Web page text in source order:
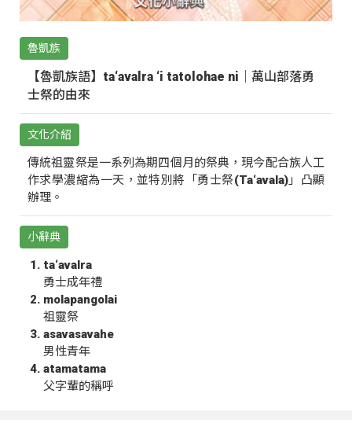
魯凱族
【魯凱族語】ta‘avalra ‘i tatolohae ni｜萬山部落勇
士祭的由來
文化介紹
傳統祖靈祭是一系列為期四個月的祭典，現今配合族人工
作求學濃縮為一天，並特別將「勇士祭(Ta‘avala)」凸顯
辦理。
小辭典
ta‘avalra
勇士成年禮
molapangolai
祖靈祭
asavasavahe
男性青年
atamatama
父字輩的稱呼